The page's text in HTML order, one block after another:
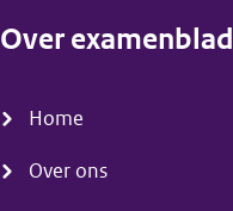
Over examenblad
Home
Over ons